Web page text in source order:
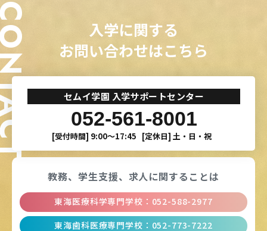
入学に関する
お問い合わせはこちら
セムイ学園 入学サポートセンター
052-561-8001
[受付時間] 9:00〜17:45 [定休日] 土・日・祝
教務、学生支援、 求人に関することは
東海医療科学専門学校 ： 052-588-2977
東海歯科医療専門学校 ： 052-773-7222